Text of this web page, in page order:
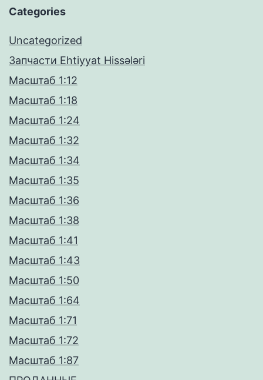
Categories
Uncategorized
Запчасти Ehtiyyat Hissələri
Масштаб 1:12
Масштаб 1:18
Масштаб 1:24
Масштаб 1:32
Масштаб 1:34
Масштаб 1:35
Масштаб 1:36
Масштаб 1:38
Масштаб 1:41
Масштаб 1:43
Масштаб 1:50
Масштаб 1:64
Масштаб 1:71
Масштаб 1:72
Масштаб 1:87